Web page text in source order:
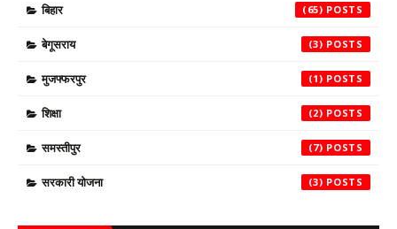
बिहार (65)
बेगूसराय (3)
मुजफ्फरपुर (1)
शिक्षा (2)
समस्तीपुर (7)
सरकारी योजना (3)